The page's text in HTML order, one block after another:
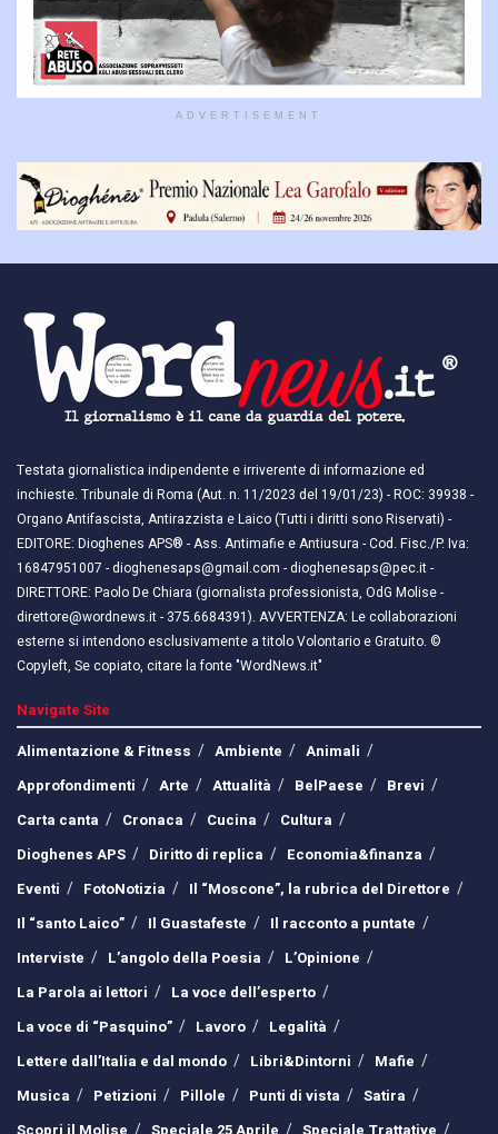
ADVERTISEMENT
Testata giornalistica indipendente e irriverente di informazione ed
inchieste. Tribunale di Roma (Aut. n. 11/2023 del 19/01/23) - ROC: 39938 -
Organo Antifascista, Antirazzista e Laico (Tutti i diritti sono Riservati) -
EDITORE: Dioghenes APS® - Ass. Antimafie e Antiusura - Cod. Fisc./P. Iva:
16847951007 - dioghenesaps@gmail.com - dioghenesaps@pec.it - ​​
DIRETTORE: Paolo De Chiara (giornalista professionista, OdG Molise -
direttore@wordnews.it - ​​375.6684391). AVVERTENZA: Le collaborazioni
esterne si intendono esclusivamente a titolo Volontario e Gratuito. ©
Copyleft, Se copiato, citare la fonte "WordNews.it"
Navigate Site
Alimentazione & Fitness
Ambiente
Animali
Approfondimenti
Arte Attualità BelPaese
Brevi
Carta canta
Cronaca Cucina
Cultura
Dioghenes APS
Diritto di replica
Economia&finanza
Eventi
FotoNotizia
Il “Moscone”, la rubrica del Direttore
Il “santo Laico”
Il Guastafeste
Il racconto a puntate
Interviste
L’angolo della Poesia
L’Opinione
La Parola ai lettori
La voce dell’esperto
La voce di “Pasquino”
Lavoro
Legalità
Lettere dall’Italia e dal mondo
Libri&Dintorni
Mafie
Musica
Petizioni Pillole Punti di vista
Satira